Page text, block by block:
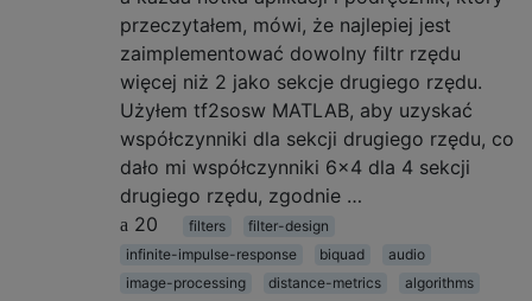
przeczytałem, mówi, że najlepiej jest
zaimplementować dowolny filtr rzędu
więcej niż 2 jako sekcje drugiego rzędu.
Użyłem tf2sosw MATLAB, aby uzyskać
współczynniki dla sekcji drugiego rzędu, co
dało mi współczynniki 6x4 dla 4 sekcji
drugiego rzędu, zgodnie …
20
filters
filter-design
infinite-impulse-response
biquad
audio
image-processing
distance-metrics
algorithms